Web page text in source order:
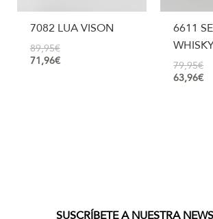
7082 LUA VISON
89,95€
71,96€
6611
79,95€
63,96€
SUSCRÍBETE A NUESTRA